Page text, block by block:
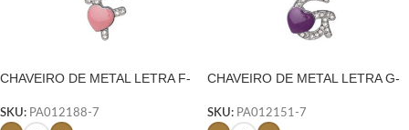
CHAVEIRO DE METAL LETRA F-
SKU: PA012188-7
CHAVEIRO DE METAL LETRA G-
SKU: PA012151-7